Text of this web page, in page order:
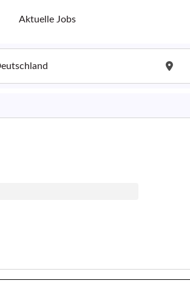
Aktuelle Jobs